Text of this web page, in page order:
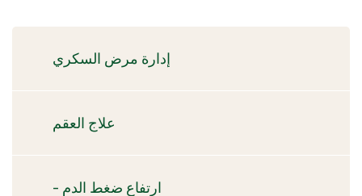
إدارة مرض السكري
علاج العقم
- ارتفاع ضغط الدم